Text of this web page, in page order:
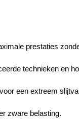
prestaties
technieken en
een extreem
zware belasting.